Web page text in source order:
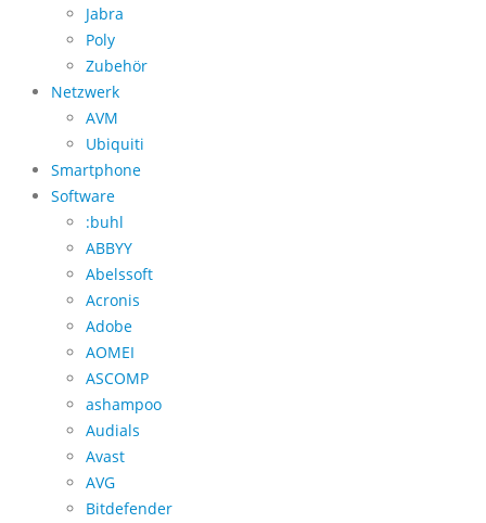
Jabra
Poly
Zubehör
Netzwerk
AVM
Ubiquiti
Smartphone
Software
:buhl
ABBYY
Abelssoft
Acronis
Adobe
AOMEI
ASCOMP
ashampoo
Audials
Avast
AVG
Bitdefender